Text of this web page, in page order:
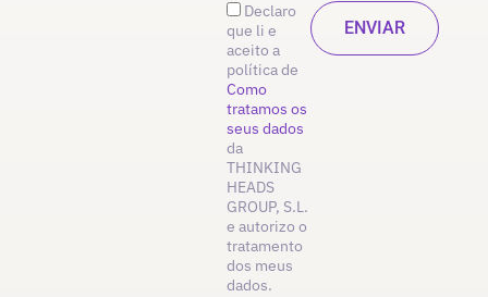
Declaro
que li e
aceito a
política de
Como
tratamos os
seus dados
da
THINKING
HEADS
GROUP, S.L.
e autorizo o
tratamento
dos meus
dados.